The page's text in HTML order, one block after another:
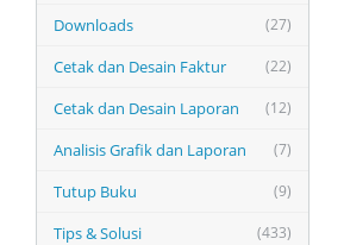
(27)
Downloads
(22)
Cetak dan Desain Faktur
(12)
Cetak dan Desain Laporan
(7)
Analisis Grafik dan Laporan
(9)
Tutup Buku
(433)
Tips & Solusi